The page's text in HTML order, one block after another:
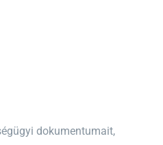
dokumentumait,